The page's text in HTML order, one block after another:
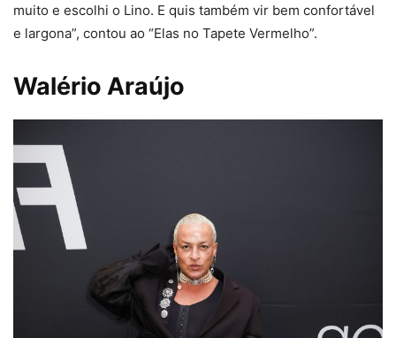
muito e escolhi o Lino. E quis também vir bem confortável
e largona”, contou ao “Elas no Tapete Vermelho”.
Walério Araújo